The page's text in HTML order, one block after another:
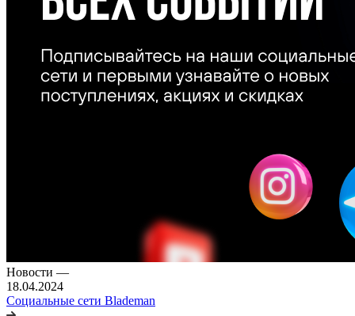
Новости —
18.04.2024
Социальные сети Blademan